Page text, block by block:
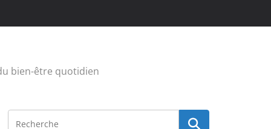
bien-être quotidien